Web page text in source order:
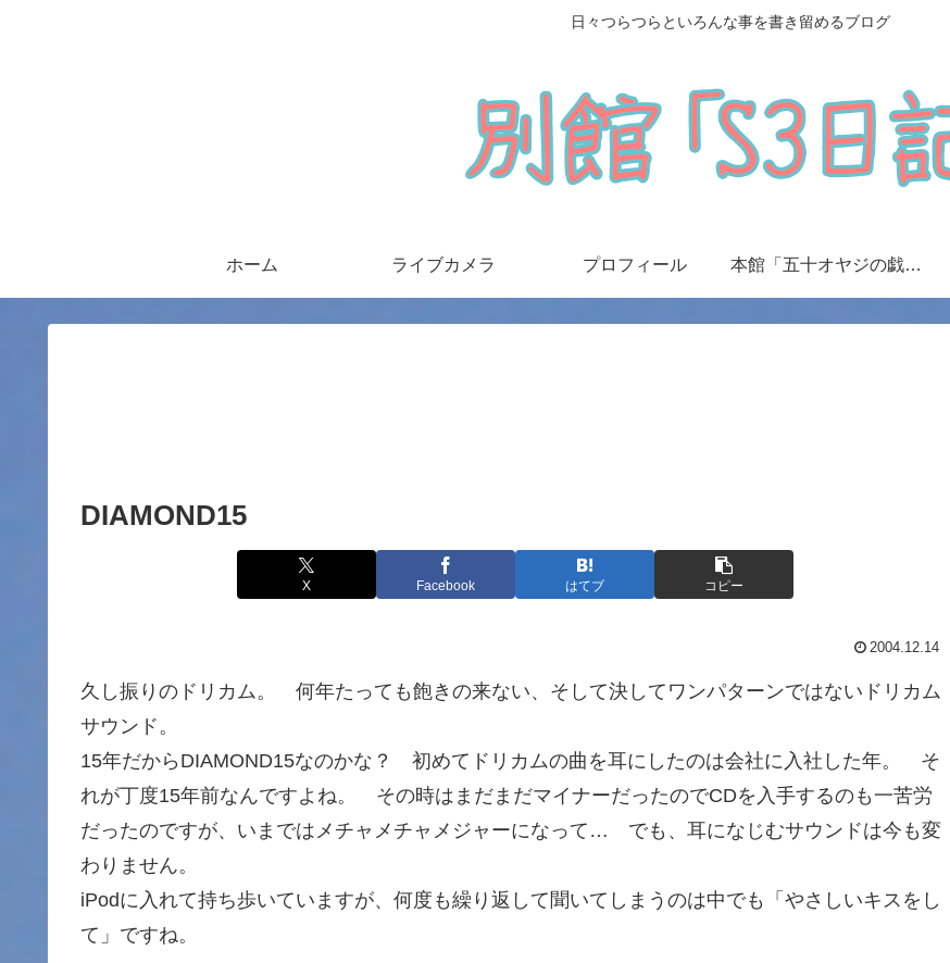
日々つらつらといろんな事を書き留めるブログ
ホーム ライブカメラ プロフィール 本館「五十オヤジの戯言日記」
DIAMOND15
X Facebook はてブ コピー
2004.12.14
久し振りのドリカム。 何年たっても飽きの来ない、そして決してワンパターンではないドリカム
サウンド。
15年だからDIAMOND15なのかな？ 初めてドリカムの曲を耳にしたのは会社に入社した年。 そ
れが丁度15年前なんですよね。 その時はまだまだマイナーだったのでCDを入手するのも一苦労
だったのですが、いまではメチャメチャメジャーになって… でも、耳になじむサウンドは今も変
わりません。
iPodに入れて持ち歩いていますが、何度も繰り返して聞いてしまうのは中でも「やさしいキスをし
て」ですね。